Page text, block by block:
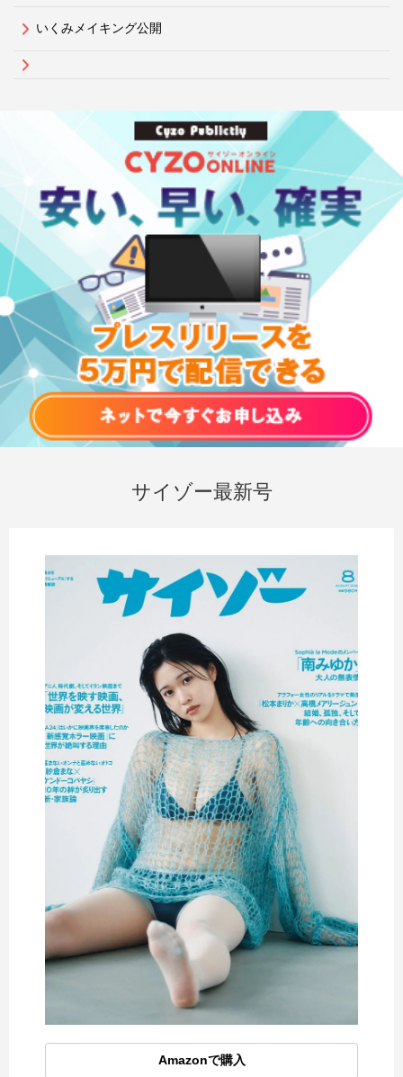
いくみメイキング公開
サイゾー最新号
Amazonで購入